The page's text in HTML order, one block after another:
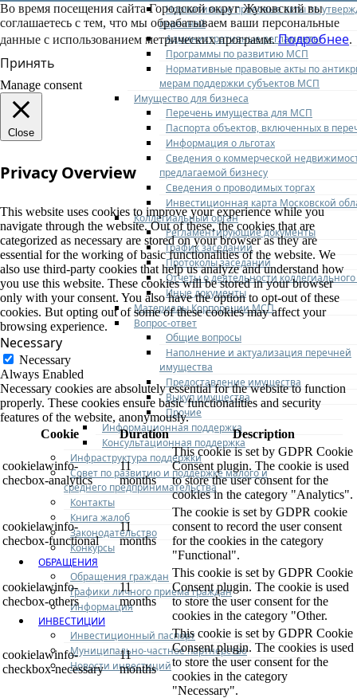
Нормативные правовые акты по
перечней
Административные регламенты
Программы по развитию МСП
Нормативные правовые акты по
мерам поддержки субъектов МСП
Имущество для бизнеса
Перечень имущества для МСП
Паспорта объектов, включенных в
Информация о льготах
Сведения о коммерческой
предлагаемой бизнесу
Сведения о проводимых торгах
Инвестиционная карта Московской
Коллегиальный орган
Регламентирующие документы
График заседаний
Протоколы заседаний
Отчеты о деятельности
Иные документы
Материалы Корпорации МСП
Вопрос-ответ
Общие вопросы
Наполнение и актуализация перечней
имущества
Предоставление имущества
Выкуп имущества
Прочие
Информационная поддержка
Консультационная поддержка
Инфраструктура поддержки
Совет по развитию и поддержке малого и
среднего предпринимательства
Контакты
Книга жалоб
Законодательство
Конкурсы
ОБРАЩЕНИЯ
Обращения граждан
Графики личного приема граждан
Информация
ИНВЕСТИЦИИ
Инвестиционный паспорт
Муниципально-частное партнерство
Новости инвестиций
Во время посещения сайта Городской округ Жуковский вы
соглашаетесь с тем, что мы обрабатываем ваши персональные
данные с использованием метрических программ.Подробнее.
Принять
Manage consent
Close
Privacy Overview
This website uses cookies to improve your experience while you
navigate through the website. Out of these, the cookies that are
categorized as necessary are stored on your browser as they are
essential for the working of basic functionalities of the website. We
also use third-party cookies that help us analyze and understand how
you use this website. These cookies will be stored in your browser
only with your consent. You also have the option to opt-out of these
cookies. But opting out of some of these cookies may affect your
browsing experience.
Necessary
Necessary
Always Enabled
Necessary cookies are absolutely essential for the website to function
properly. These cookies ensure basic functionalities and security
features of the website, anonymously.
Cookie
Duration Description
cookielawinfo-
checbox-analytics
11
months
This cookie is set by GDPR Cookie
Consent plugin. The cookie is used
to store the user consent for the
cookies in the category "Analytics".
cookielawinfo-
checbox-functional
11
months
The cookie is set by GDPR cookie
consent to record the user consent
for the cookies in the category
"Functional".
cookielawinfo-
checbox-others
11
months
This cookie is set by GDPR Cookie
Consent plugin. The cookie is used
to store the user consent for the
cookies in the category "Other.
cookielawinfo-
checkbox-necessary
11
months
This cookie is set by GDPR Cookie
Consent plugin. The cookies is used
to store the user consent for the
cookies in the category
"Necessary".